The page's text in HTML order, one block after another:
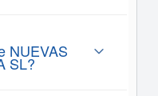
NUEVAS
SL?